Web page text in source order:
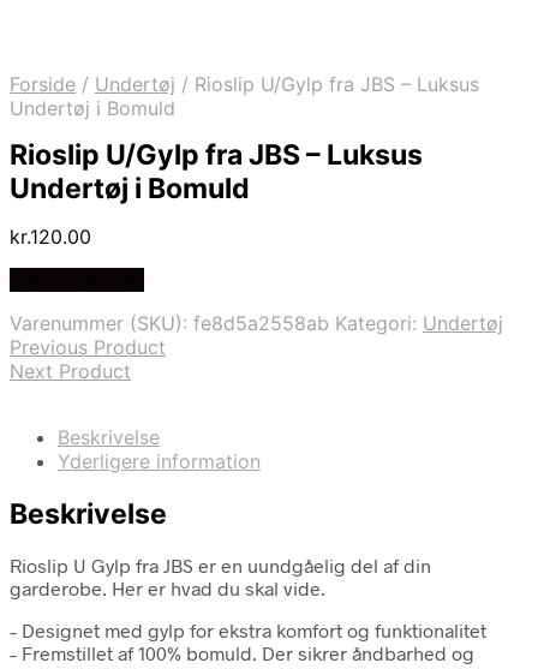
Forside / Undertøj / Rioslip U/Gylp fra JBS – Luksus
Undertøj i Bomuld
Rioslip U/Gylp fra JBS – Luksus
Undertøj i Bomuld
kr.120.00
Varenummer (SKU): fe8d5a2558ab Kategori: Undertøj
Previous Product
Next Product
Beskrivelse
Yderligere information
Beskrivelse
Rioslip U Gylp fra JBS er en uundgåelig del af din
garderobe. Her er hvad du skal vide.
– Designet med gylp for ekstra komfort og funktionalitet
– Fremstillet af 100% bomuld. Der sikrer åndbarhed og